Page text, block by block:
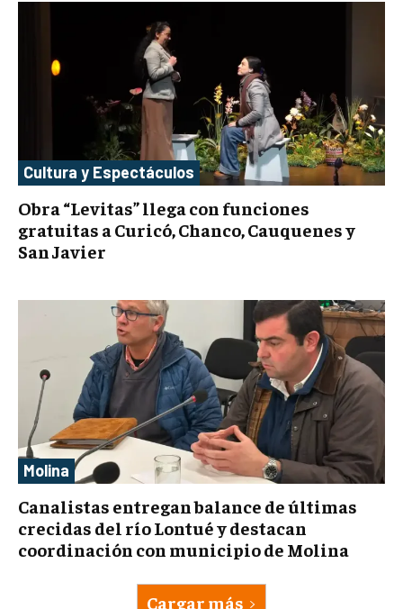
Cultura y Espectáculos
Obra “Levitas” llega con funciones
gratuitas a Curicó, Chanco, Cauquenes y
San Javier
Molina
Canalistas entregan balance de últimas
crecidas del río Lontué y destacan
coordinación con municipio de Molina
Cargar más